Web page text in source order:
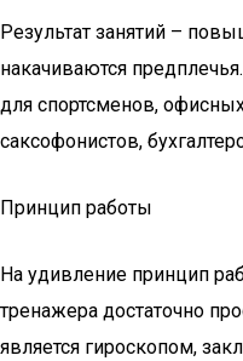
Результат занятий –
накачиваются
для спортсменов,
саксофонистов,
Принцип работы
На удивление принцип
тренажера достаточно
является гироскопом,